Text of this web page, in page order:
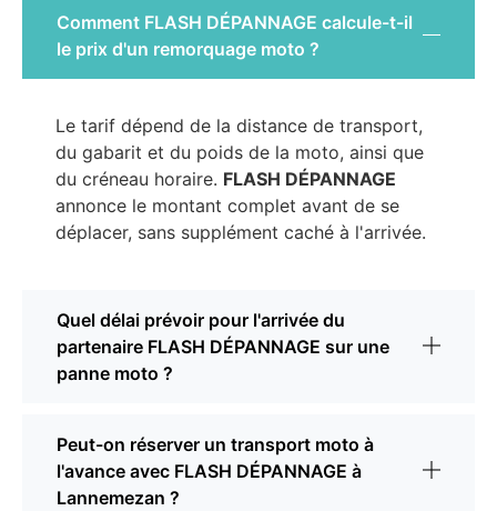
Comment FLASH DÉPANNAGE calcule-t-il
le prix d'un remorquage moto ?
Le tarif dépend de la distance de transport,
du gabarit et du poids de la moto, ainsi que
du créneau horaire. FLASH DÉPANNAGE
annonce le montant complet avant de se
déplacer, sans supplément caché à l'arrivée.
Quel délai prévoir pour l'arrivée du
partenaire FLASH DÉPANNAGE sur une
panne moto ?
Peut-on réserver un transport moto à
l'avance avec FLASH DÉPANNAGE à
Lannemezan ?